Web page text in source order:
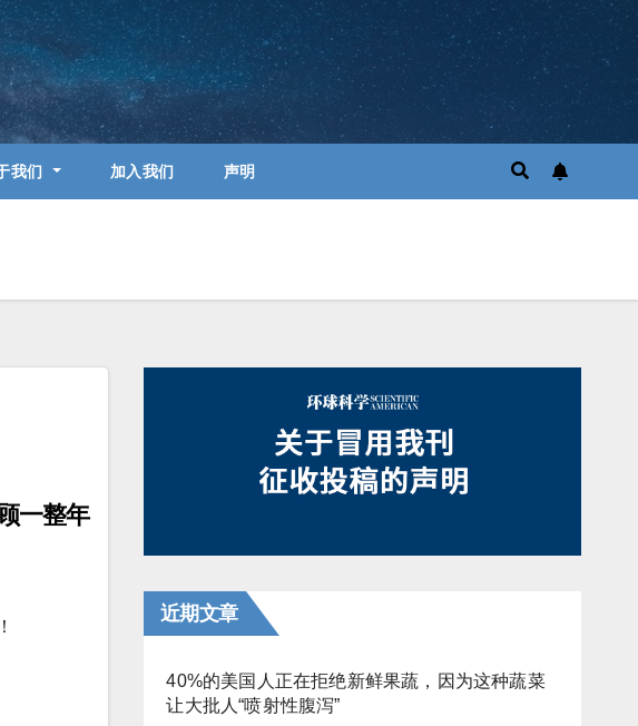
我们 加入我们 声明
一整年
近期文章
40%的美国人正在拒绝新鲜果蔬，因为这种蔬菜
让大批人“喷射性腹泻”